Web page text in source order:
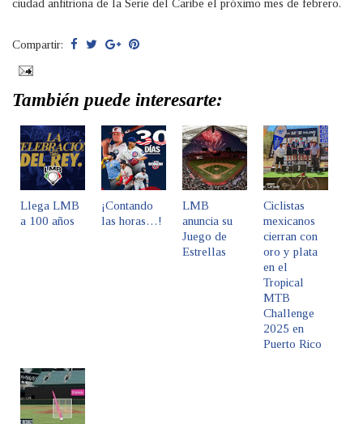
ciudad anfitriona de la Serie del Caribe el próximo mes de febrero.
Compartir:
También puede interesarte:
Llega LMB
a 100 años
¡Contando
las horas…!
LMB
anuncia su
Juego de
Estrellas
Ciclistas
mexicanos
cierran con
oro y plata
en el
Tropical
MTB
Challenge
2025 en
Puerto Rico